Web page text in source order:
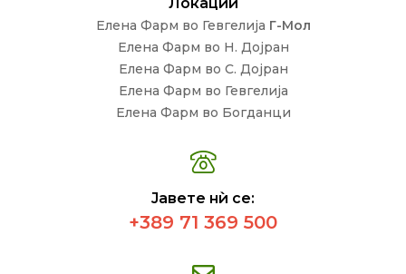
Елена Фарм во Гевгелија Г-Мол
Елена Фарм во Н. Дојран
Елена Фарм во С. Дојран
Елена Фарм во Гевгелија
Елена Фарм во Богданци
Јавете нѝ се:
+389 71 369 500